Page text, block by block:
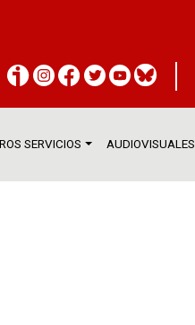
SERVICIOS AUDIOVISUALES